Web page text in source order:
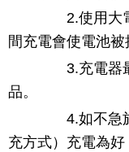
2.使用大電
間充電會使電池被
3.充電器最
品。
4.如不急於
充方式）充電為好